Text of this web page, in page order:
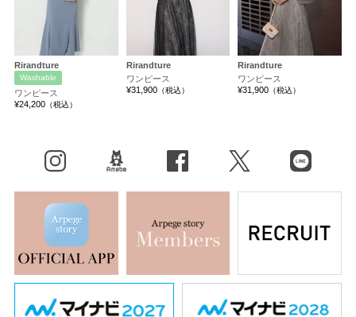
Rirandture
Washable
ワンピース
¥24,200（税込）
Rirandture
ワンピース
¥31,900（税込）
Rirandture
ワンピース
¥31,900 （税込）
X（旧Twitter） LINE